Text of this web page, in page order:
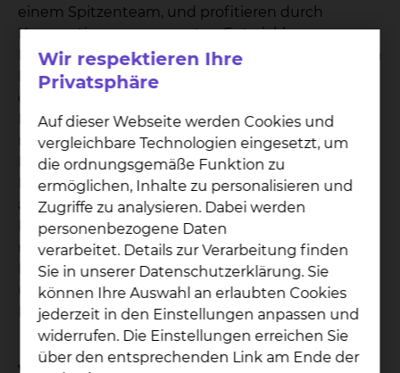
einem Spitzenteam, und profitieren durch
Kooperationen von neusten Entwicklungen.
Durch Technologiepartnerschaften mit namhaften
Medizingeräteherstellern stellen wir sicher, dass
das Klinikum stets mit innovativster
Medizintechnik ausgestattet ist und über
modernste Arbeitsabläufe verfügt. Dank
Kooperationen mit der Uni Göttingen und der MH
Hannover sind wir direkt an die Forschung
angebunden und profitieren von den neusten
Entwicklungen in der Medizin. Unser
medizinisches Spitzenteam mit engagierten
KollegInnen auf allen Ebenen gewährleistet
unsere umfassende Kompetenz auf universitärem
Niveau.
Wir respektieren Ihre
Privatsphäre
Auf dieser Webseite werden Cookies und
vergleichbare Technologien eingesetzt, um
die ordnungsgemäße Funktion zu
ermöglichen, Inhalte zu personalisieren und
Zugriffe zu analysieren. Dabei werden
personenbezogene Daten
verarbeitet. Details zur Verarbeitung finden
Sie in unserer Datenschutzerklärung. Sie
können Ihre Auswahl an erlaubten Cookies
jederzeit in den Einstellungen anpassen und
widerrufen. Die Einstellungen erreichen Sie
über den entsprechenden Link am Ende der